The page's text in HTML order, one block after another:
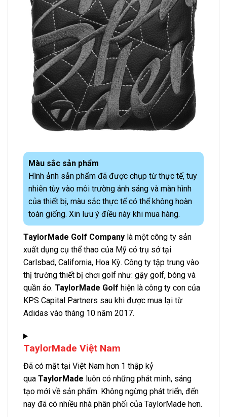
Màu sắc sản phẩm
Hình ảnh sản phẩm đã được chụp từ thực tế, tuy
nhiên tùy vào môi trường ánh sáng và màn hình
của thiết bị, màu sắc thực tế có thể không hoàn
toàn giống. Xin lưu ý điều này khi mua hàng.
TaylorMade Golf Company là một công ty sản
xuất dụng cụ thể thao của Mỹ có trụ sở tại
Carlsbad, California, Hoa Kỳ. Công ty tập trung vào
thị trường thiết bị chơi golf như: gậy golf, bóng và
quần áo. TaylorMade Golf hiện là công ty con của
KPS Capital Partners sau khi được mua lại từ
Adidas vào tháng 10 năm 2017.
TaylorMade Việt Nam
Đã có mặt tại Việt Nam hơn 1 thập kỷ
qua TaylorMade luôn có những phát minh, sáng
tạo mới về sản phẩm. Không ngừng phát triển, đến
nay đã có nhiều nhà phân phối của TaylorMade hơn.